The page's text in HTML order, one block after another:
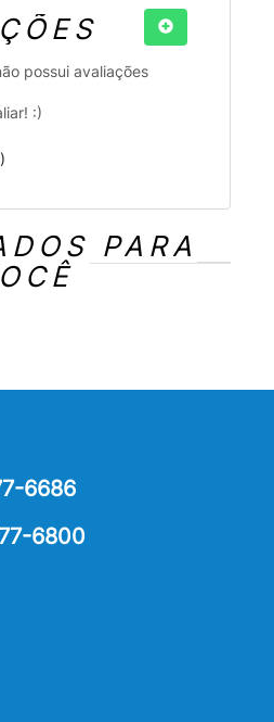
possui avaliações
:)
)
PARA
6686
6800